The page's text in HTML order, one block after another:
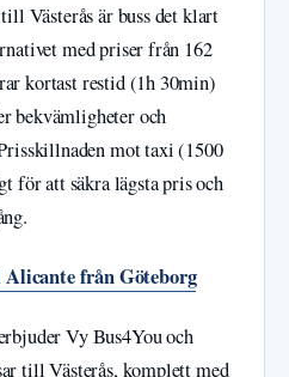
Västerås är buss det klart
med priser från 162
kortast restid (1h 30min)
bekvämligheter och
mot taxi (1500
för att säkra lägsta pris och
från Göteborg
Vy Bus4You och
till Västerås, komplett med